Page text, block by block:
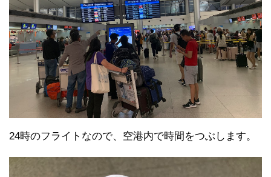
24時のフライトなので、空港内で時間をつぶします。